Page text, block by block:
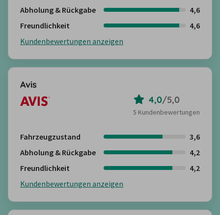
Abholung & Rückgabe
4,6
Freundlichkeit
4,6
Kundenbewertungen anzeigen
Avis
4,0/5,0
5 Kundenbewertungen
Fahrzeugzustand
3,6
Abholung & Rückgabe
4,2
Freundlichkeit
4,2
Kundenbewertungen anzeigen